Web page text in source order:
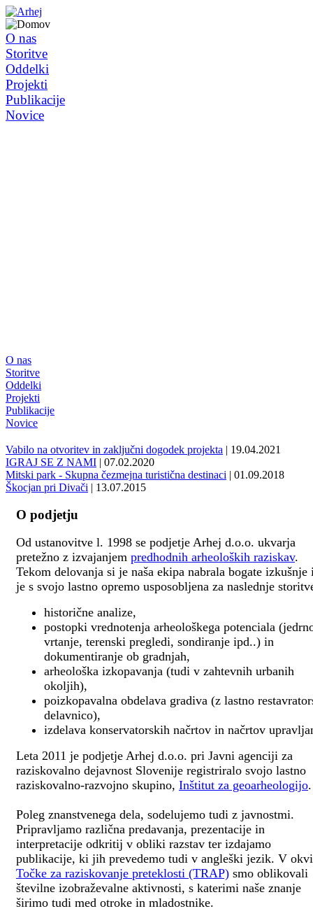
O nas
Storitve
Oddelki
Projekti
Publikacije
Novice
O nas
Storitve
Oddelki
Projekti
Publikacije
Novice
Vabilo na otvoritev in zaključni dogodek projekta | 19.04.2021
IGRAJ SE Z NAMI | 07.02.2020
Mitski park - Skupna čezmejna turistična destinaci | 01.09.2018
Škocjan pri Divači | 13.07.2015
O podjetju
Od ustanovitve l. 1998 se podjetje Arhej d.o.o. ukvarja
pretežno z izvajanjem predhodnih arheoloških raziskav.
Tekom delovanja si je naša ekipa nabrala bogate izkušnje
je s svojo lastno opremo usposobljena za naslednje
historične analize,
postopki vrednotenja arheološkega potenciala
vrtanje, terenski pregledi, sondiranje ipd..) in
dokumentiranje ob gradnjah,
arheološka izkopavanja (tudi v zahtevnih urbanih
okoljih),
poizkopavalna obdelava gradiva (z lastno
delavnico),
izdelava konservatorskih načrtov in načrtov
Leta 2011 je podjetje Arhej d.o.o. pri Javni agenciji za
raziskovalno dejavnost Slovenije registriralo svojo lastno
raziskovalno-razvojno skupino, Inštitut za geoarheologijo.
Poleg znanstvenega dela, sodelujemo tudi z javnostmi.
Pripravljamo različna predavanja, prezentacije in
interpretacije odkritij v obliki razstav ter izdajamo
publikacije, ki jih prevedemo tudi v angleški jezik. V
Točke za raziskovanje preteklosti (TRAP) smo oblikovali
številne izobraževalne aktivnosti, s katerimi naše znanje
širimo tudi med otroke in mladostnike.